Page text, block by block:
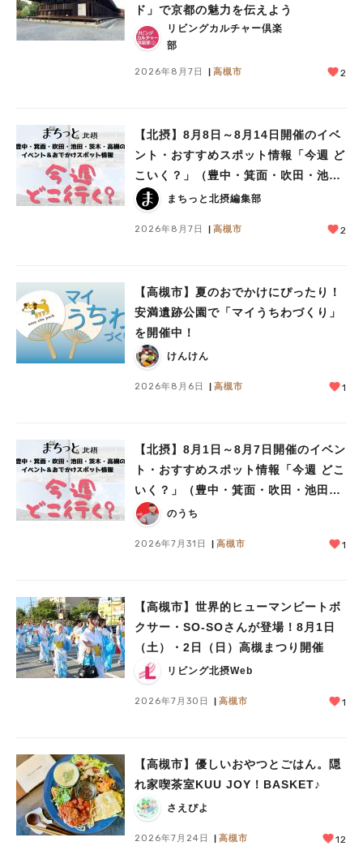
ド」で京都の魅力を伝えよう
リビングカルチャー倶楽
部
2026年8月7日 高槻市 2
【北摂】8月8日～8月14日開催のイベ
ント・おすすめスポット情報「今週 ど
こいく？」（豊中・箕面・吹田・池
田・茨木・高槻）
まちっと北摂編集部
2026年8月7日 高槻市 2
【高槻市】夏のおでかけにぴったり！
安満遺跡公園で「マイうちわづくり」
を開催中！
けんけん
2026年8月6日 高槻市 1
【北摂】8月1日～8月7日開催のイベン
ト・おすすめスポット情報「今週 どこ
いく？」（豊中・箕面・吹田・池田・
茨木・高槻）
のうち
2026年7月31日 高槻市 1
【高槻市】世界的ヒューマンビートボ
クサー・SO-SOさんが登場！8月1日
（土）・2日（日）高槻まつり開催
リビング北摂Web
2026年7月30日 高槻市 1
【高槻市】優しいおやつとごはん。隠
れ家喫茶室KUU JOY！BASKET♪
さえぴよ
2026年7月24日 高槻市 12